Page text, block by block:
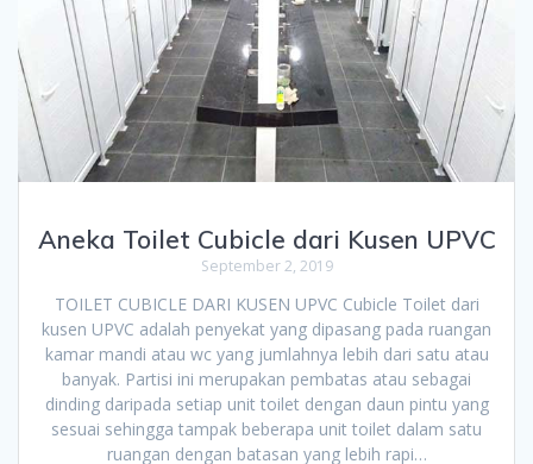
Aneka Toilet Cubicle dari Kusen UPVC
September 2, 2019
TOILET CUBICLE DARI KUSEN UPVC Cubicle Toilet dari
kusen UPVC adalah penyekat yang dipasang pada ruangan
kamar mandi atau wc yang jumlahnya lebih dari satu atau
banyak. Partisi ini merupakan pembatas atau sebagai
dinding daripada setiap unit toilet dengan daun pintu yang
sesuai sehingga tampak beberapa unit toilet dalam satu
ruangan dengan batasan yang lebih rapi…